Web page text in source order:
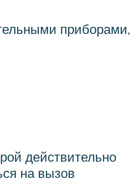
приборами,
действительно
на вызов